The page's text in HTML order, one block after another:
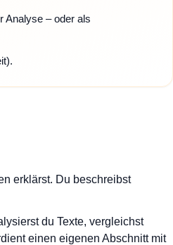
Analyse – oder als
erklärst. Du beschreibst
du Texte, vergleichst
einen eigenen Abschnitt mit